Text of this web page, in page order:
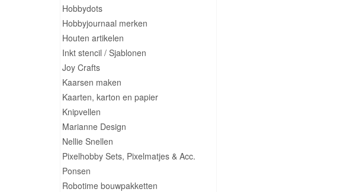
Hobbydots
Hobbyjournaal merken
Houten artikelen
Inkt stencil / Sjablonen
Joy Crafts
Kaarsen maken
Kaarten, karton en papier
Knipvellen
Marianne Design
Nellie Snellen
Pixelhobby Sets, Pixelmatjes & Acc.
Ponsen
Robotime bouwpakketten